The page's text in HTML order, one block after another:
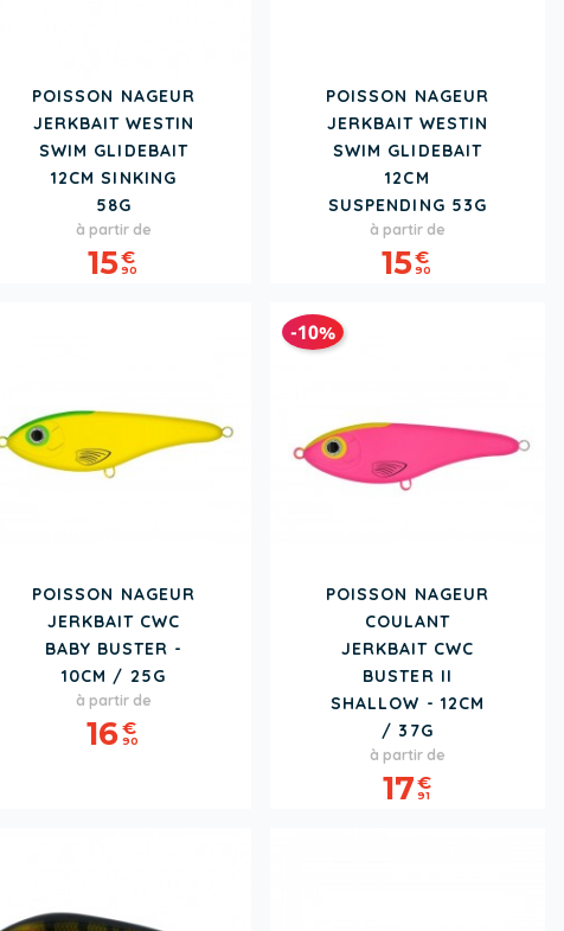
POISSON NAGEUR
JERKBAIT WESTIN
SWIM GLIDEBAIT
12CM SINKING
58G
Prix
à partir de
15€
90
POISSON NAGEUR
JERKBAIT WESTIN
SWIM GLIDEBAIT
12CM
SUSPENDING 53G
Prix
à partir de
15€
90
POISSON NAGEUR
JERKBAIT CWC
BABY BUSTER -
10CM / 25G
Prix
à partir de
16€
90
POISSON NAGEUR
COULANT
JERKBAIT CWC
BUSTER II
SHALLOW - 12CM
/ 37G
Prix
de
base
-10%
Prix
à partir de
17€
91